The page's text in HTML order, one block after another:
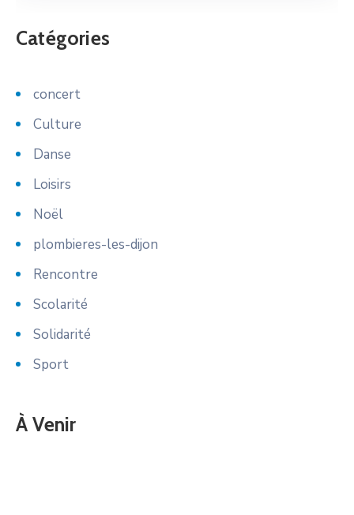
Catégories
concert
Culture
Danse
Loisirs
Noël
plombieres-les-dijon
Rencontre
Scolarité
Solidarité
Sport
À Venir